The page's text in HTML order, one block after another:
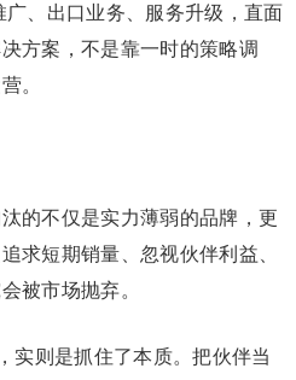
、出口业务、服务升级，直面
方案，不是靠一时的策略调
。
的不仅是实力薄弱的品牌，更
求短期销量、忽视伙伴利益、
被市场抛弃。
实则是抓住了本质。把伙伴当